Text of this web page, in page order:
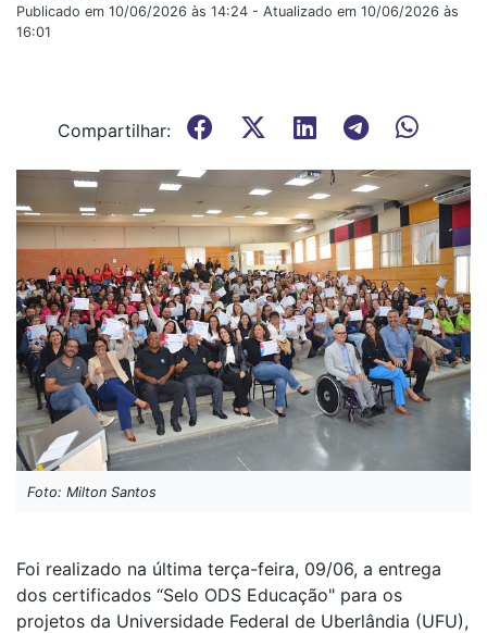
Publicado em 10/06/2026 às 14:24 - Atualizado em 10/06/2026 às
16:01
Compartilhar:
Foto: Milton Santos
Foi realizado na última terça-feira, 09/06, a entrega
dos certificados “Selo ODS Educação" para os
projetos da Universidade Federal de Uberlândia (UFU),